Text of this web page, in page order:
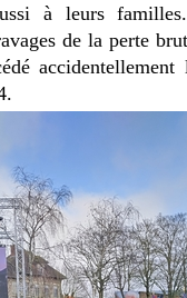
à leurs
de la perte
accidentellement